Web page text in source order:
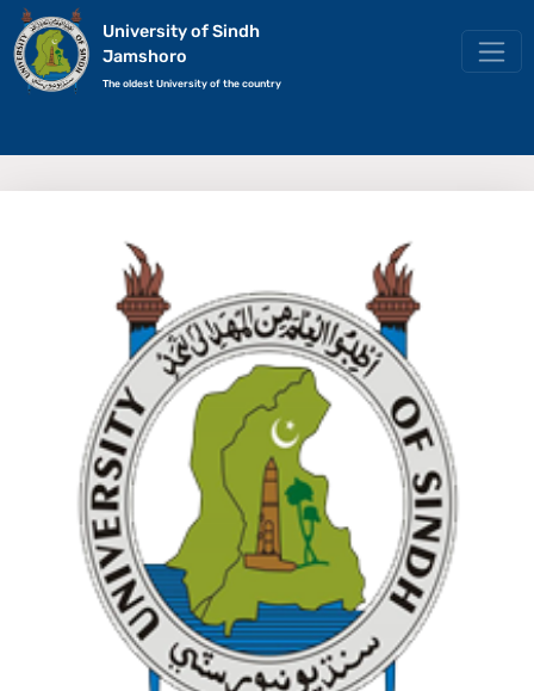
University of Sindh
Jamshoro
The oldest University of the country